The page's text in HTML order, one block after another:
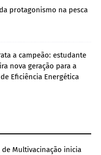
protagonismo na pesca
a campeão: estudante
nova geração para a
Eficiência Energética
de Multivacinação inicia